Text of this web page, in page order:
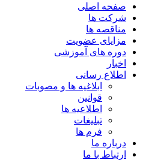
صفحه اصلی
شرکت ها
مناقصه ها
مزایای عضویت
دوره های آموزشی
اخبار
اطلاع رسانی
ابلاغیه ها و مصوبات
قوانین
اطلاعیه ها
تبلیغات
فرم ها
درباره ما
ارتباط با ما